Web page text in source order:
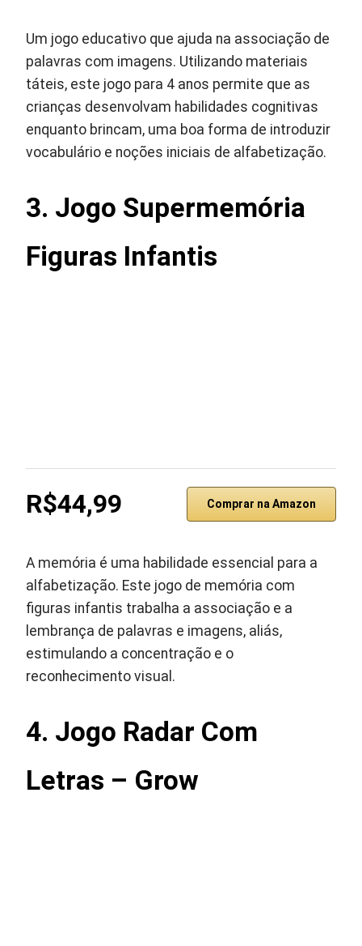
Um jogo educativo que ajuda na associação de
palavras com imagens. Utilizando materiais
táteis, este jogo para 4 anos permite que as
crianças desenvolvam habilidades cognitivas
enquanto brincam, uma boa forma de introduzir
vocabulário e noções iniciais de alfabetização.
3. Jogo Supermemória
Figuras Infantis
R$44,99 Comprar na Amazon
A memória é uma habilidade essencial para a
alfabetização. Este jogo de memória com
figuras infantis trabalha a associação e a
lembrança de palavras e imagens, aliás,
estimulando a concentração e o
reconhecimento visual.
4. Jogo Radar Com
Letras – Grow